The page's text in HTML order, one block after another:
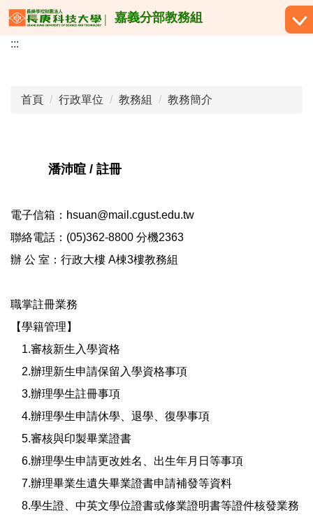
跳
到
主
嘉義分部教務組
:::
首頁 行政單位 教務組 教務簡介
潘沛暄 / 註冊
電子信箱：hsuan@mail.cgust.edu.tw
聯絡電話：(05)362-8800 分機2363
辦 公 室：行政大樓 A棟3樓教務組
職掌註冊業務
【學籍管理】
1.審核新生入學資格
2.辦理新生申請保留入學資格事項
3.辦理學生註冊事項
4.辦理學生申請休學、退學、復學事項
5.審核與印製畢業證書
6.辦理學生申請更改姓名、出生年月日等事項
7.辦理畢業生遺失畢業證書申請補發等資料
8.學生證、中英文學位證書或修業證明書等證件核發業務